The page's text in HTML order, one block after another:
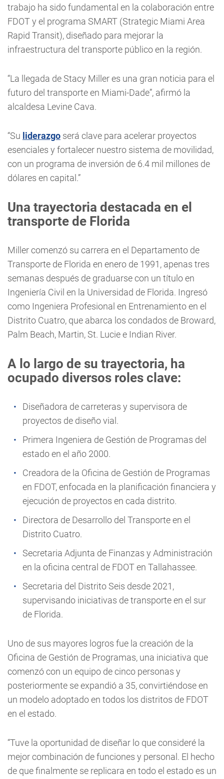
trabajo ha sido fundamental en la colaboración entre
FDOT y el programa SMART (Strategic Miami Area
Rapid Transit), diseñado para mejorar la
infraestructura del transporte público en la región.
“La llegada de Stacy Miller es una gran noticia para el
futuro del transporte en Miami-Dade”, afirmó la
alcaldesa Levine Cava.
“Su liderazgo será clave para acelerar proyectos
esenciales y fortalecer nuestro sistema de movilidad,
con un programa de inversión de 6.4 mil millones de
dólares en capital.”
Una trayectoria destacada en el
transporte de Florida
Miller comenzó su carrera en el Departamento de
Transporte de Florida en enero de 1991, apenas tres
semanas después de graduarse con un título en
Ingeniería Civil en la Universidad de Florida. Ingresó
como Ingeniera Profesional en Entrenamiento en el
Distrito Cuatro, que abarca los condados de Broward,
Palm Beach, Martin, St. Lucie e Indian River.
A lo largo de su trayectoria, ha
ocupado diversos roles clave:
Diseñadora de carreteras y supervisora de
proyectos de diseño vial.
Primera Ingeniera de Gestión de Programas del
estado en el año 2000.
Creadora de la Oficina de Gestión de Programas
en FDOT, enfocada en la planificación financiera y
ejecución de proyectos en cada distrito.
Directora de Desarrollo del Transporte en el
Distrito Cuatro.
Secretaria Adjunta de Finanzas y Administración
en la oficina central de FDOT en Tallahassee.
Secretaria del Distrito Seis desde 2021,
supervisando iniciativas de transporte en el sur
de Florida.
Uno de sus mayores logros fue la creación de la
Oficina de Gestión de Programas, una iniciativa que
comenzó con un equipo de cinco personas y
posteriormente se expandió a 35, convirtiéndose en
un modelo adoptado en todos los distritos de FDOT
en el estado.
“Tuve la oportunidad de diseñar lo que consideré la
mejor combinación de funciones y personal. El hecho
de que finalmente se replicara en todo el estado es un